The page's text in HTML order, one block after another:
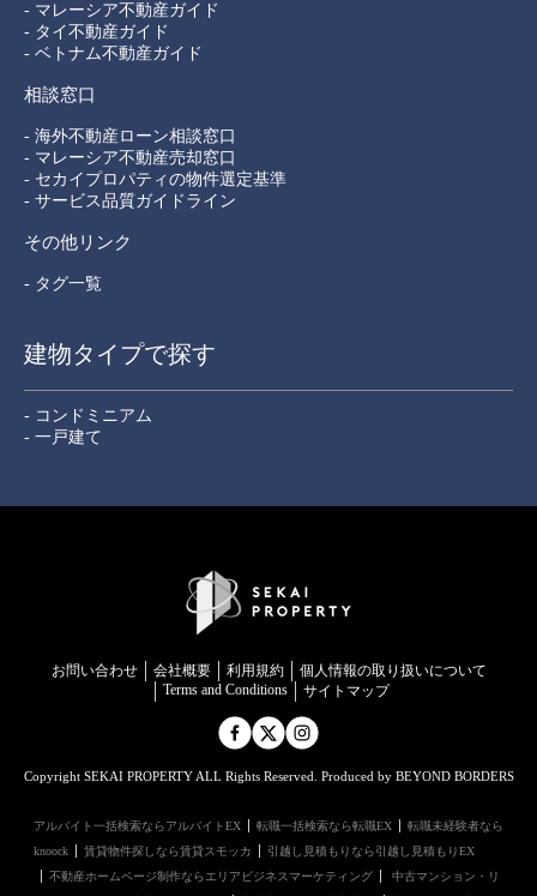
- マレーシア不動産ガイド
- タイ不動産ガイド
- ベトナム不動産ガイド
相談窓口
- 海外不動産ローン相談窓口
- マレーシア不動産売却窓口
- セカイプロパティの物件選定基準
- サービス品質ガイドライン
その他リンク
- タグ一覧
建物タイプで探す
- コンドミニアム
- 一戸建て
お問い合わせ 会社概要 利用規約
個⼈情報の取り扱いについて
Terms and Conditions
サイトマップ
Copyright SEKAI PROPERTY ALL Rights Reserved. Produced by BEYOND BORDERS
アルバイト一括検索ならアルバイトEX 転職一括検索なら転職EX
転職未経験者なら
knoock
賃貸物件探しなら賃貸スモッカ
引越し見積もりなら引越し見積もりEX
不動産ホームページ制作ならエリアビジネスマーケティング
中古マンション・リ